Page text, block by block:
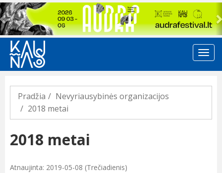
Previous
Pradžia
Nevyriausybinės organizacijos
2018 metai
2018 metai
Atnaujinta: 2019-05-08 (Trečiadienis)